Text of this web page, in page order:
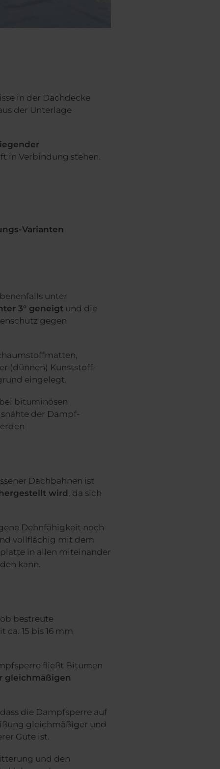
in der Dachdecke
der Unterlage
in Verbindung stehen.
Varianten
unter
3° geneigt und die
gegen
(dünnen) Kunststoff-
eingelegt.
bituminösen
der Dampf-
Dachbahnen ist
wird, da sich
Dehnfähigkeit noch
vollflächig mit dem
in allen miteinander
kann.
bestreute
15 bis 16 mm
fließt Bitumen
gleichmäßigen
die Dampfsperre auf
gleichmäßiger und
Güte ist.
und den